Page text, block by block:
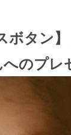
ボタン
へのプレ